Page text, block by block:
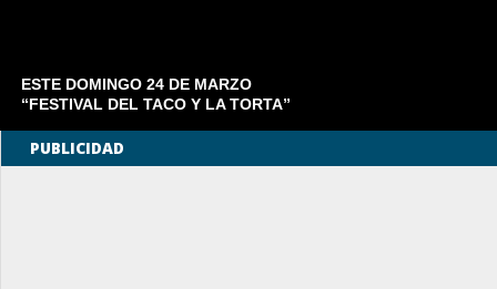
ESTE DOMINGO 24 DE MARZO
“FESTIVAL DEL TACO Y LA TORTA”
PUBLICIDAD